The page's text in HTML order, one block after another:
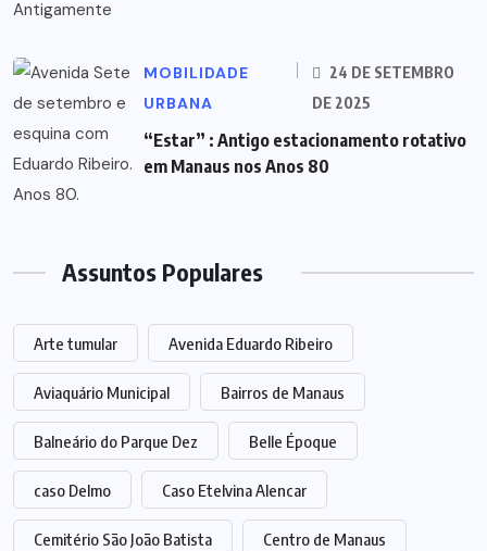
MOBILIDADE
URBANA
24 DE SETEMBRO
DE 2025
“Estar” : Antigo estacionamento rotativo
em Manaus nos Anos 80
Assuntos Populares
Arte tumular Avenida Eduardo Ribeiro
Aviaquário Municipal Bairros de Manaus
Balneário do Parque Dez Belle Époque
caso Delmo Caso Etelvina Alencar
Cemitério São João Batista Centro de Manaus